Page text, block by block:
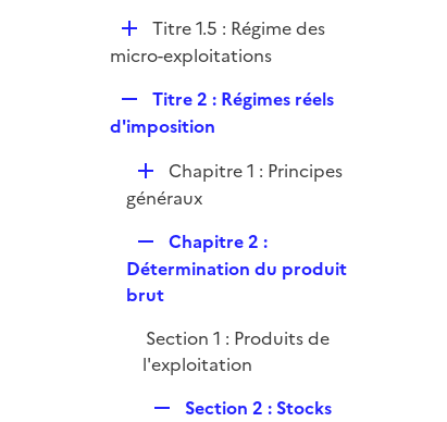
e
r
l
i
e
r
p
l
r
D
é
i
e
r
Titre 1.5 : Régime des
micro-exploitations
e
l
i
Titre 2 : Régimes réels
d'imposition
D
é
i
e
Chapitre 1 : Principes
généraux
e
p
i
e
Chapitre 2 :
Détermination du produit
brut
Section 1 : Produits de
l'exploitation
Section 2 : Stocks